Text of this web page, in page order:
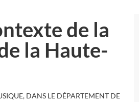
de la
la Haute-
DANS LE DÉPARTEMENT DE